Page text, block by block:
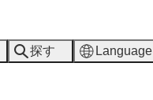
探す Language